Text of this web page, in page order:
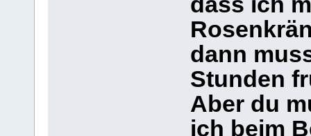
dann
Stunden
Aber du
ich beim